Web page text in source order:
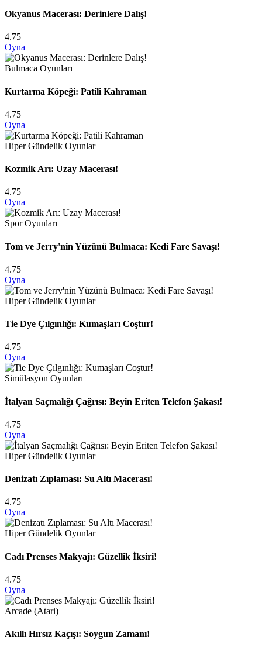
Okyanus Macerası: Derinlere Dalış!
4.75
Oyna
Bulmaca Oyunları
Kurtarma Köpeği: Patili Kahraman
4.75
Oyna
Hiper Gündelik Oyunlar
Kozmik Arı: Uzay Macerası!
4.75
Oyna
Spor Oyunları
Tom ve Jerry'nin Yüzünü Bulmaca: Kedi Fare Savaşı!
4.75
Oyna
Hiper Gündelik Oyunlar
Tie Dye Çılgınlığı: Kumaşları Coştur!
4.75
Oyna
Simülasyon Oyunları
İtalyan Saçmalığı Çağrısı: Beyin Eriten Telefon Şakası!
4.75
Oyna
Hiper Gündelik Oyunlar
Denizatı Zıplaması: Su Altı Macerası!
4.75
Oyna
Hiper Gündelik Oyunlar
Cadı Prenses Makyajı: Güzellik İksiri!
4.75
Oyna
Arcade (Atari)
Akıllı Hırsız Kaçışı: Soygun Zamanı!